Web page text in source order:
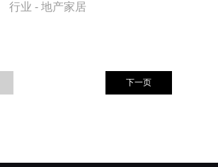
行业 - 地产家居
下一页